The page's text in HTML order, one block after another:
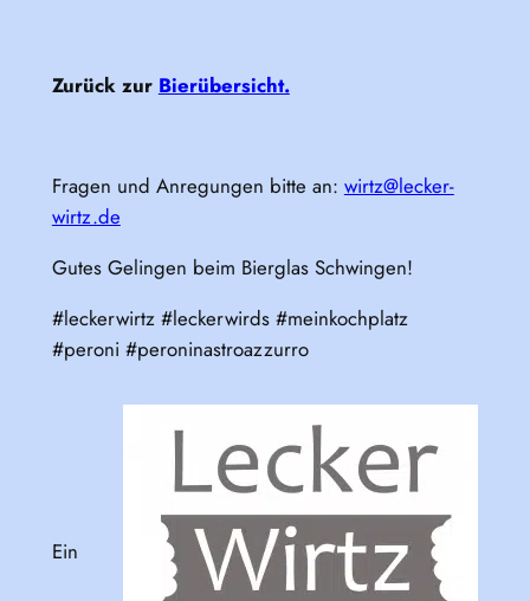
Zurück zur Bierübersicht.
Fragen und Anregungen bitte an: wirtz@lecker-
wirtz.de
Gutes Gelingen beim Bierglas Schwingen!
#leckerwirtz #leckerwirds #meinkochplatz
#peroni #peroninastroazzurro
Ein